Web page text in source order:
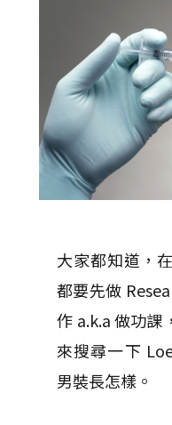
大家都知道，
都要先做
作 a.k.a 做功課
來搜尋一下
男裝長怎樣。